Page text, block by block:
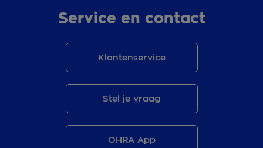
Service en contact
Klantenservice
Stel je vraag
OHRA App